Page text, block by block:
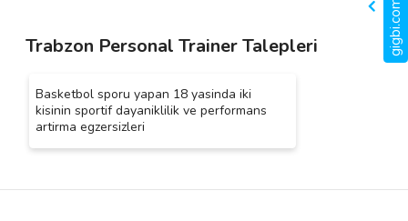
Trabzon Personal Trainer Talepleri
Basketbol sporu yapan 18 yasinda iki
kisinin sportif dayaniklilik ve performans
artirma egzersizleri